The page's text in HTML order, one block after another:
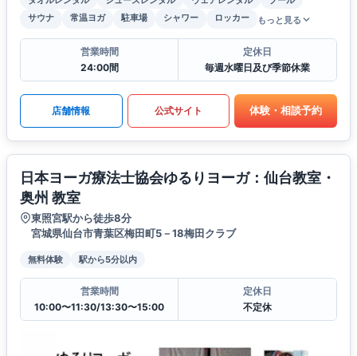
サウナ
常温ヨガ 駐車場 シャワー ロッカー もっと見る
営業時間
24:00間
定休日
毎週水曜日及び季節休業
店舗情報 公式サイト 体験・相談予約
日本ヨーガ療法士協会ゆるりヨーガ：仙台教室・
奥州 教室
東照宮駅から徒歩8分
宮城県仙台市青葉区梅田町5－18梅田クラブ
無料体験 駅から5分以内
営業時間
10:00〜11:30/13:30〜15:00
定休日
不定休